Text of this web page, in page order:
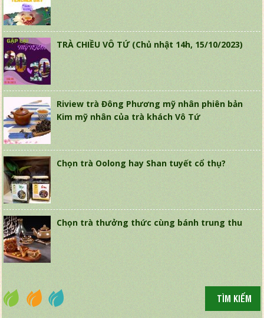
TRÀ CHIỀU VÔ TỨ (Chủ nhật 14h, 15/10/2023)
Riview trà Đông Phương mỹ nhân phiên bản
Kim mỹ nhân của trà khách Vô Tứ
Chọn trà Oolong hay Shan tuyết cổ thụ?
Chọn trà thưởng thức cùng bánh trung thu
TÌM KIẾM